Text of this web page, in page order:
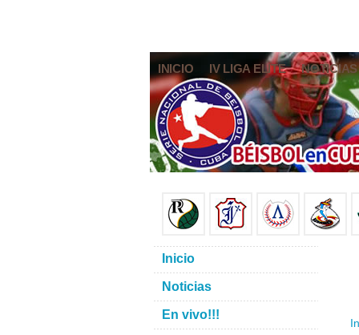
INICIO IV LIGA ELITE NOTICIAS
Inicio
Noticias
En vivo!!!